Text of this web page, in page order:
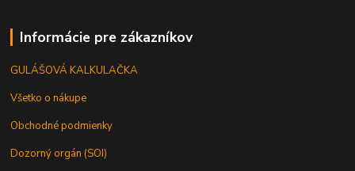
Informácie pre zákazníkov
GULÁŠOVÁ KALKULAČKA
Všetko o nákupe
Obchodné podmienky
Dozorný orgán (SOI)